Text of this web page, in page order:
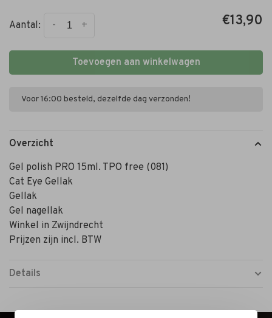
Aantal: +
- €13,90
Toevoegen aan winkelwagen
Voor 16:00 besteld, dezelfde dag verzonden!
Overzicht
Gel polish PRO 15ml. TPO free (081)
Cat Eye Gellak
Gellak
Gel nagellak
Winkel in Zwijndrecht
Prijzen zijn incl. BTW
Details